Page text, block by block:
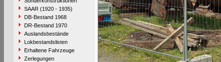
SAAR (1920 - 1935)
DB-Bestand 1968
DR-Bestand 1970
Auslandsbestände
Lokbestandslisten
Erhaltene Fahrzeuge
Zerlegungen